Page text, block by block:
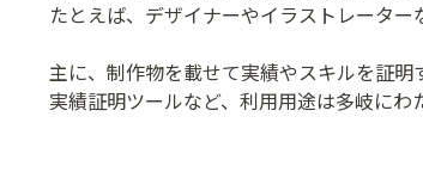
たとえば、デザイナーやイラストレーター
主に、制作物を載せて実績やスキルを証
実績証明ツールなど、利用用途は多岐にわ